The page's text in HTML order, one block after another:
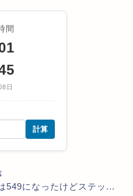
間
日
計算
549になったけどステッ...